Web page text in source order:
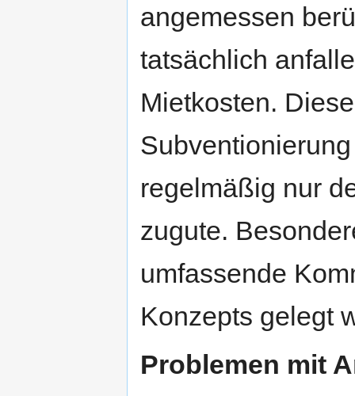
angemessen
tatsächlich
Mietkosten.
regelmäßig nur
zugute.
umfassende
Konzepts gelegt
Problemen mit